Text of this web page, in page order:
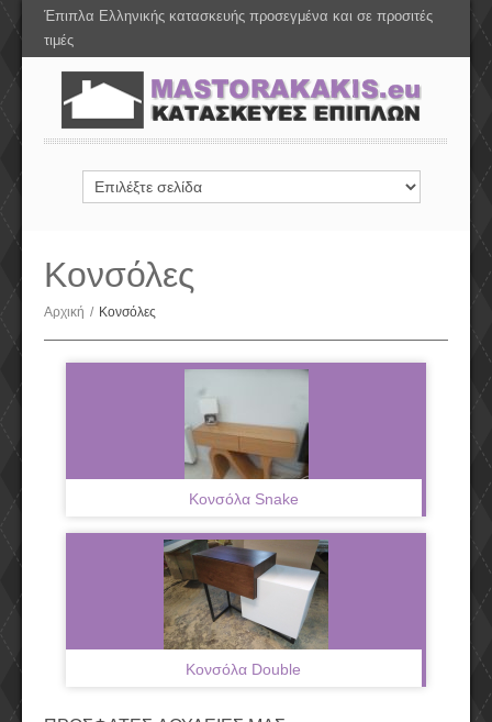
Έπιπλα Ελληνικής κατασκευής προσεγμένα και σε προσιτές
τιμές
Κονσόλες
Αρχική / Κονσόλες
Κονσόλα Snake
Κονσόλα Double